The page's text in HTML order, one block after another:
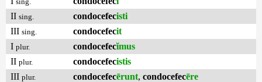
II sing. condocefecisti
III sing. condocefecit
I plur. condocefecĭmus
II plur. condocefecistis
III plur. condocefecērunt, condocefecēre